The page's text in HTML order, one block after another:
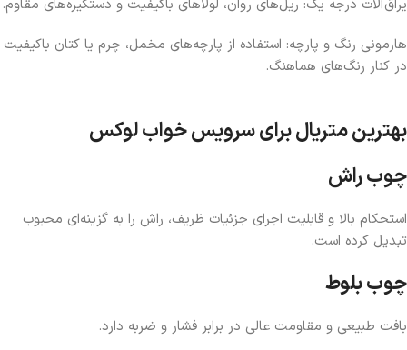
یراق‌آلات درجه یک: ریل‌های روان، لولاهای باکیفیت و دستگیره‌های مقاوم.
هارمونی رنگ و پارچه: استفاده از پارچه‌های مخمل، چرم یا کتان باکیفیت
در کنار رنگ‌های هماهنگ.
بهترین متریال برای سرویس خواب لوکس
چوب راش
استحکام بالا و قابلیت اجرای جزئیات ظریف، راش را به گزینه‌ای محبوب
تبدیل کرده است.
چوب بلوط
بافت طبیعی و مقاومت عالی در برابر فشار و ضربه دارد.